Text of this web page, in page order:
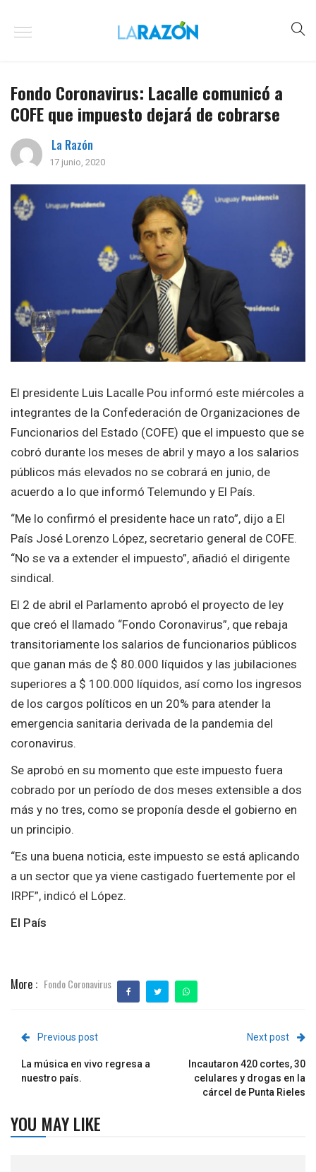
Fondo Coronavirus: Lacalle comunicó a
COFE que impuesto dejará de cobrarse
La Razón
17 junio, 2020
El presidente Luis Lacalle Pou informó este miércoles a
integrantes de la Confederación de Organizaciones de
Funcionarios del Estado (COFE) que el impuesto que se
cobró durante los meses de abril y mayo a los salarios
públicos más elevados no se cobrará en junio, de
acuerdo a lo que informó Telemundo y El País.
“Me lo confirmó el presidente hace un rato”, dijo a El
País José Lorenzo López, secretario general de COFE.
“No se va a extender el impuesto”, añadió el dirigente
sindical.
El 2 de abril el Parlamento aprobó el proyecto de ley
que creó el llamado “Fondo Coronavirus”, que rebaja
transitoriamente los salarios de funcionarios públicos
que ganan más de $ 80.000 líquidos y las jubilaciones
superiores a $ 100.000 líquidos, así como los ingresos
de los cargos políticos en un 20% para atender la
emergencia sanitaria derivada de la pandemia del
coronavirus.
Se aprobó en su momento que este impuesto fuera
cobrado por un período de dos meses extensible a dos
más y no tres, como se proponía desde el gobierno en
un principio.
“Es una buena noticia, este impuesto se está aplicando
a un sector que ya viene castigado fuertemente por el
IRPF”, indicó el López.
El País
More : Fondo Coronavirus
Previous post
La música en vivo regresa a
nuestro país.
Next post
Incautaron 420 cortes, 30
celulares y drogas en la
cárcel de Punta Rieles
YOU MAY LIKE